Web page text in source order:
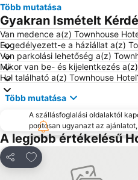
Több mutatása
Gyakran Ismételt
Van medence a(z) Townhouse
Engedélyezett-e a háziállat a(z)
Van parkolási lehetőség a(z)
Mikor van be- és kijelentkezés
Hol található a(z) Townhouse
Több mutatása
A szállásfoglalási oldalaktól
pontosan ugyanazt az
A legjobb értékelésű
Megosztás
Hozzáadás a